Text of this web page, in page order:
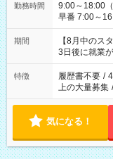
勤務時間
9:00～18:00（休憩60分） ■ご希
早番 7:00～
と休みを合わ
「できれば
ね。 ※Wワーク希望の方へ 今ご覧のお仕事で希望する勤務時間
と、もう1つ
合は応募でき
期間
【8月中のス
3日後に就業
特徴 履歴書不要 /
上の大量募集 /
気になる！